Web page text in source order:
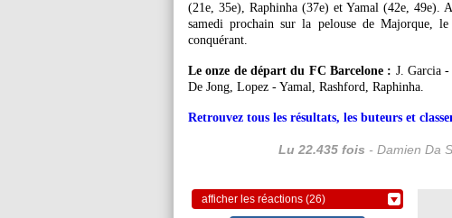
(21e, 35e), Raphinha (37e) et Yamal (42e, 49e).
samedi prochain sur la pelouse de Majorque,
conquérant.
Le onze de départ du FC Barcelone : J. Garcia
De Jong, Lopez - Yamal, Rashford, Raphinha.
Retrouvez tous les résultats, les buteurs et
Lu 22.435 fois - Damien Da
afficher les réactions (26)